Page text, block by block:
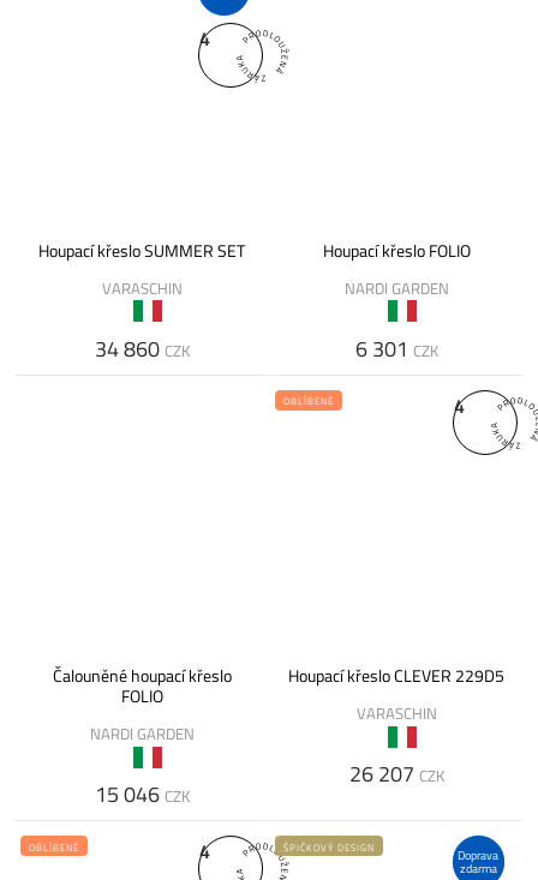
4
Houpací křeslo SUMMER SET
VARASCHIN
34 860 CZK
Houpací křeslo FOLIO
NARDI GARDEN
6 301 CZK
Čalouněné houpací křeslo
FOLIO
NARDI GARDEN
15 046 CZK
4
OBLÍBENÉ
Houpací křeslo CLEVER 229D5
VARASCHIN
26 207 CZK
4
OBLÍBENÉ Doprava
zdarma
ŠPIČKOVÝ DESIGN